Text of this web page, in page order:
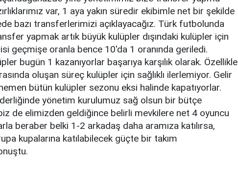
var, 1 aya yakın süredir ekibimle net bir şekilde
bazı transferlerimizi açıklayacağız. Türk futbolunda
yapmak artık büyük kulüpler dışındaki kulüpler için
geçmişe oranla bence 10'da 1 oranında geriledi.
bugün 1 kazanıyorlar başarıya karşılık olarak. Özellikle
oluşan süreç kulüpler için sağlıklı ilerlemiyor. Gelir
bütün kulüpler sezonu eksi halinde kapatıyorlar.
yönetim kurulumuz sağ olsun bir bütçe
de elimizden geldiğince belirli mevkilere net 4 oyuncu
beraber belki 1-2 arkadaş daha aramıza katılırsa,
kupalarına katılabilecek güçte bir takım